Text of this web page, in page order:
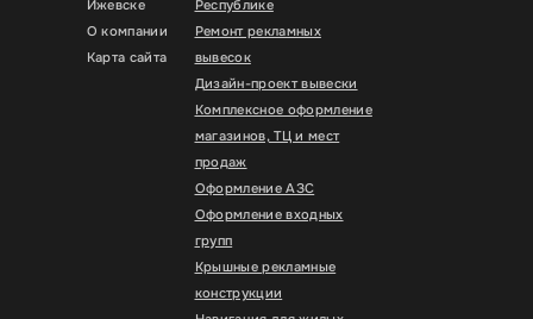
Ижевске
О компании
Карта сайта
Республике
Ремонт рекламных
вывесок
Дизайн-проект вывески
Комплексное оформление
магазинов, ТЦ и мест
продаж
Оформление АЗС
Оформление входных
групп
Крышные рекламные
конструкции